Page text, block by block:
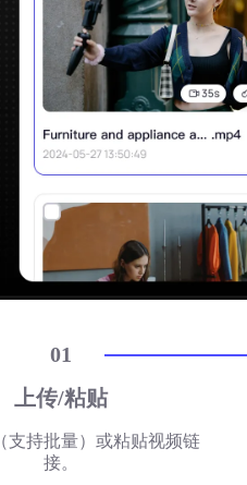
01
上传/粘贴
支持批量）或粘贴视频链
接。